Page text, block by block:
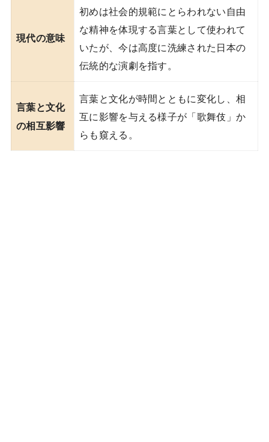
現代の意味
初めは社会的規範にとらわれない自由
な精神を体現する言葉として使われて
いたが、今は高度に洗練された日本の
伝統的な演劇を指す。
言葉と文化
の相互影響
言葉と文化が時間とともに変化し、相
互に影響を与える様子が「歌舞伎」か
らも窺える。